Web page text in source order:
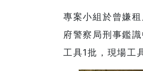
專案小組於曾嫌
府警察局刑事鑑
工具1批，現場工